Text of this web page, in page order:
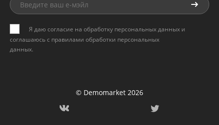
Я даю согласие на обработку персональных данных и
соглашаюсь с правилами обработки персональных
данных.
© Demomarket 2026